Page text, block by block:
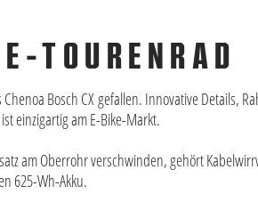
TOURENRAD
Bosch CX gefallen. Innovative Details,
einzigartig am E-Bike-Markt.
am Oberrohr verschwinden, gehört
625-Wh-Akku.